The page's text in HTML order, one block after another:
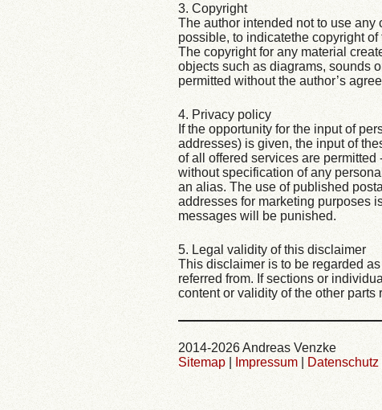
3. Copyright
The author intended not to use any
possible, to indicatethe copyright
The copyright for any material
objects such as diagrams, sounds
permitted without the author’s
4. Privacy policy
If the opportunity for the input of
addresses) is given, the input of
of all offered services are
without specification of any
an alias. The use of published
addresses for marketing purposes
messages will be punished.
5. Legal validity of this disclaimer
This disclaimer is to be regarded
referred from. If sections or
content or validity of the other
2014-2026 Andreas Venzke
Sitemap
Impressum Datenschutz